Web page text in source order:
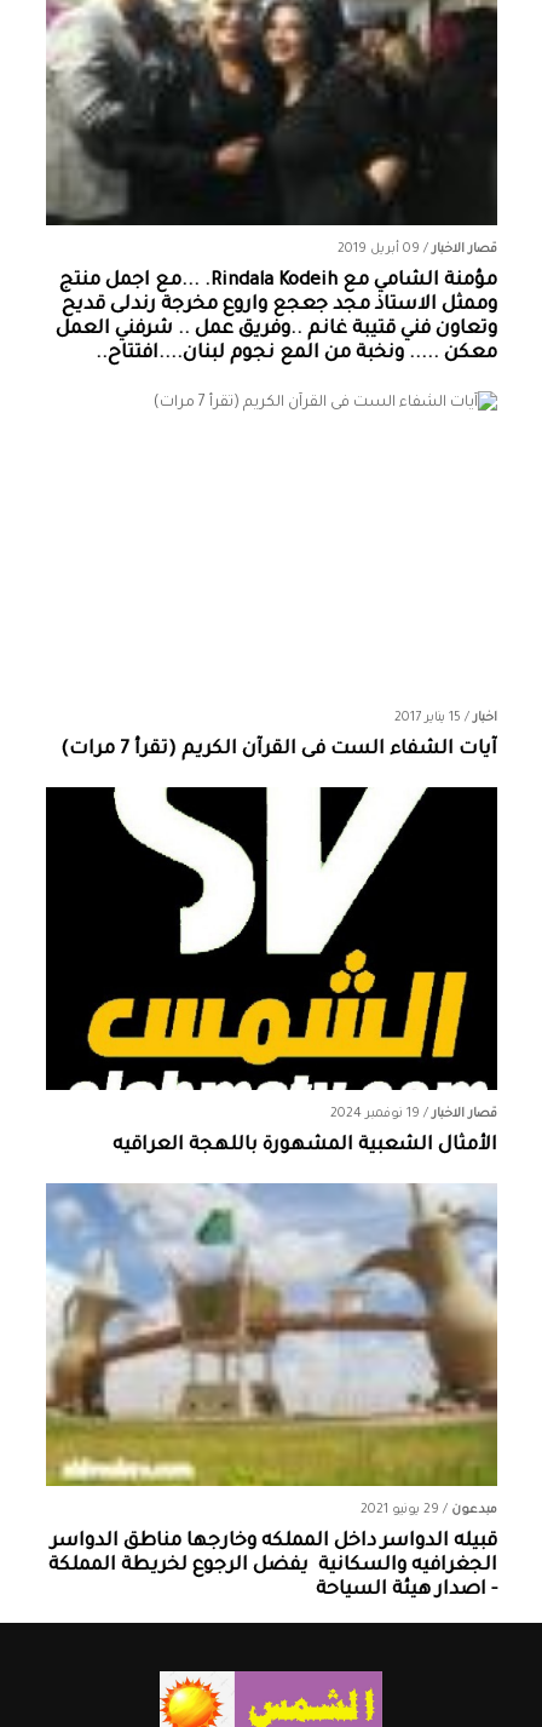
قصار الاخبار/ 09 أبريل 2019
مؤمنة الشامي‏ مع ‏‎Rindala Kodeih‎‏. ...مع اجمل منتج
وممثل الاستاذ مجد جعجع واروع مخرجة رندلى قديح
وتعاون فني قتيبة غانم ..وفريق عمل .. شرفني العمل
معكن ..... ونخبة من المع نجوم لبنان....افتتاح..
اخبار/ 15 يناير 2017
آيات الشفاء الست فى القرآن الكريم (تقرأ 7 مرات)
قصار الاخبار/ 19 نوفمبر 2024
الأمثال الشعبية المشهورة باللهجة العراقيه
مبدعون / 29 يونيو 2021
قبيله الدواسر داخل المملكه وخارجها ‏مناطق الدواسر
الجغرافيه والسكانية ‏ يفضل الرجوع لخريطة المملكة
- اصدار هيئة السياحة